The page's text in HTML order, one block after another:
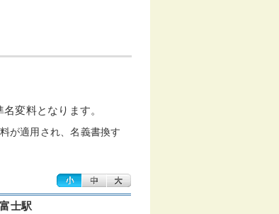
変料となります。
が適用され、名義書換す
士駅